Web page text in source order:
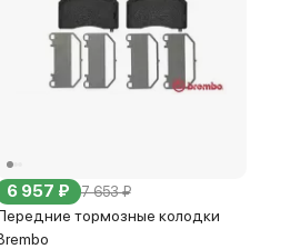
6 957 ₽ 7 653 ₽
тормозные колодки